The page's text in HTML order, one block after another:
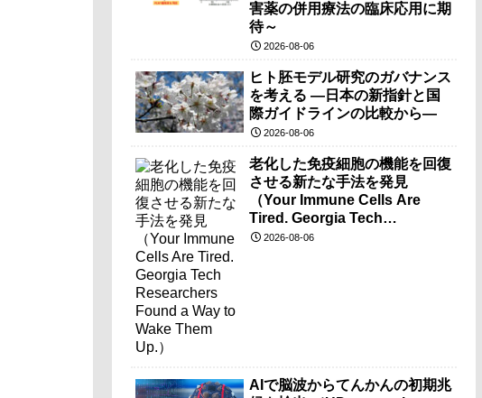
害薬の併用療法の臨床応用に期
待～
2026-08-06
ヒト胚モデル研究のガバナンス
を考える ―日本の新指針と国
際ガイドラインの比較から―
2026-08-06
老化した免疫細胞の機能を回復
させる新たな手法を発見
（Your Immune Cells Are
Tired. Georgia Tech
Researchers Found a Way to
2026-08-06
AIで脳波からてんかんの初期兆